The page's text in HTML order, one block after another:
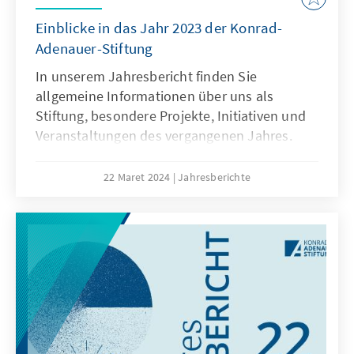
Einblicke in das Jahr 2023 der Konrad-
Adenauer-Stiftung
In unserem Jahresbericht finden Sie
allgemeine Informationen über uns als
Stiftung, besondere Projekte, Initiativen und
Veranstaltungen des vergangenen Jahres.
Schwerpunktthemen, unserem Fellowship
Hauptabteilungen, besondere Jubiläen,
Informationen zur Förderung, zum Vorstand,
zum Kuratorium, zu verschiedenen
Ausschüssen, zu unserem Freundeskreis und
vieles mehr.
22 Maret 2024 Jahresberichte